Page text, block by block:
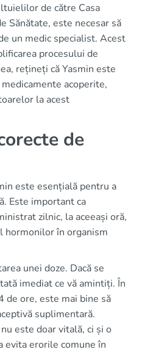
de către Casa
Sănătate, este necesar să
un medic specialist. Acest
procesului de
rețineți că Yasmin este
acoperite,
la acest
de
este esențială pentru a
Este important ca
zilnic, la aceeași oră,
hormonilor în organism
unei doze. Dacă se
imediat ce vă amintiți. În
de ore, este mai bine să
suplimentară.
este doar vitală, ci și o
evita erorile comune în